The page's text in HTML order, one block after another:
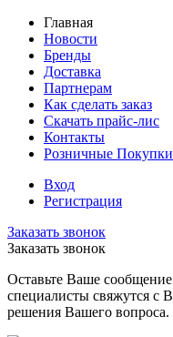
Главная
Новости
Бренды
Доставка
Партнерам
Как сделать заказ
Скачать прайс-лис
Контакты
Розничные Покупки
Вход
Регистрация
Заказать звонок
Заказать звонок
Оставьте Ваше
специалисты свяжутся с
решения Вашего вопроса.